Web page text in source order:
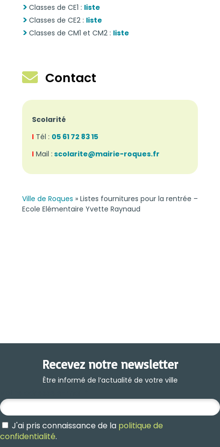
Classes de CE1 : liste
Classes de CE2 : liste
Classes de CM1 et CM2 : liste
 Contact
Scolarité
I Tél : 05 61 72 83 15
I Mail : scolarite@mairie-roques.fr
Ville de Roques » Listes fournitures pour la rentrée –
Ecole Elémentaire Yvette Raynaud
Recevez notre newsletter
Être informé de l’actualité de votre ville
J'ai pris connaissance de la politique de
confidentialité.